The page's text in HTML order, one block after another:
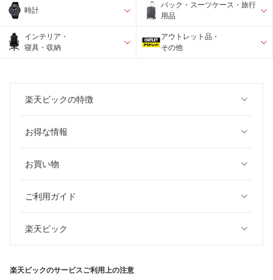
時計
バック・スーツケース・旅行
用品
インテリア・
寝具・収納
アウトレット品・
その他
楽天ビックの特徴
お得な情報
お買い物
ご利用ガイド
楽天ビック
楽天ビックのサービスご利用上の注意